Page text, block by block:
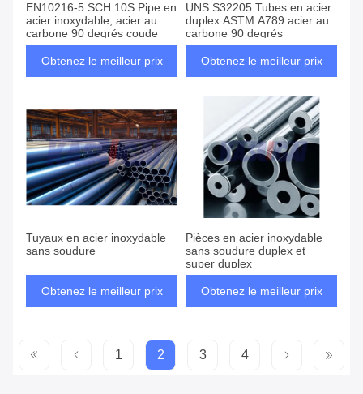
EN10216-5 SCH 10S Pipe en
acier inoxydable, acier au
carbone 90 degrés coude
Obtenez le meilleur prix
UNS S32205 Tubes en acier
duplex ASTM A789 acier au
carbone 90 degrés
Obtenez le meilleur prix
Tuyaux en acier inoxydable
sans soudure
Obtenez le meilleur prix
Pièces en acier inoxydable
sans soudure duplex et
super duplex
Obtenez le meilleur prix
1 2 3 4